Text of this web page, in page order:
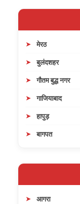
मेरठ
बुलंदशहर
गौतम बुद्ध नगर
गाजियाबाद
हापुड़
बागपत
आगरा